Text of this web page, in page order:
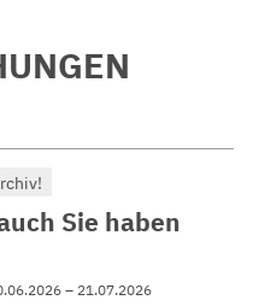
Sie haben
– 21.07.2026